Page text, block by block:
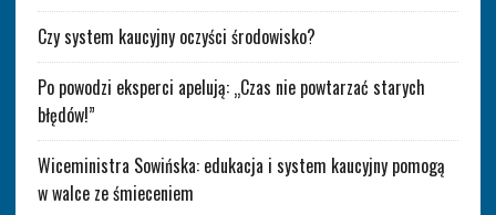
Czy system kaucyjny oczyści środowisko?
Po powodzi eksperci apelują: „Czas nie powtarzać starych
błędów!”
Wiceministra Sowińska: edukacja i system kaucyjny pomogą
w walce ze śmieceniem